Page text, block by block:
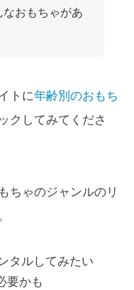
おもちゃがあ
トに年齢別のおもち
クしてみてくださ
ちゃのジャンルのリ
タルしてみたい
要かも